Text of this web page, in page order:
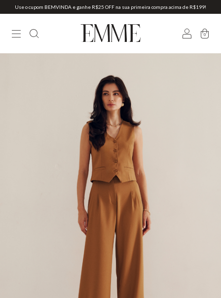
Use o cupom BEMVINDA e ganhe R$25 OFF na sua primeira compra acima de R$199!
0